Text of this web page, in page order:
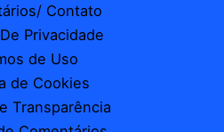
Contato
Privacidade
de Uso
de Cookies
Transparência